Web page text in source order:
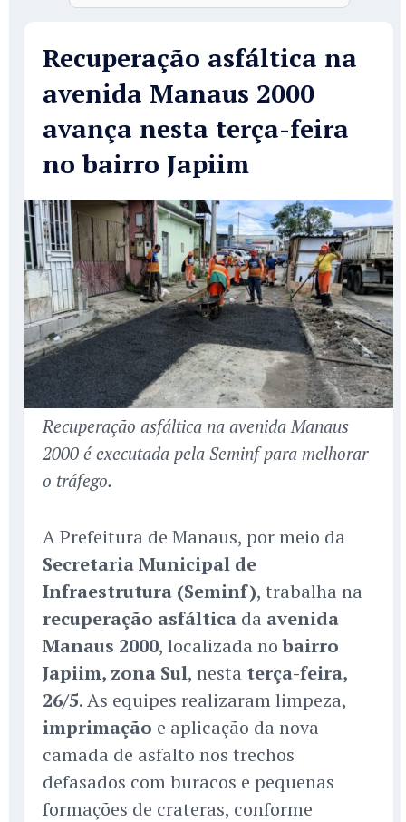
Recuperação asfáltica na
avenida Manaus 2000
avança nesta terça-feira
no bairro Japiim
Recuperação asfáltica na avenida Manaus
2000 é executada pela Seminf para melhorar
o tráfego.
A Prefeitura de Manaus, por meio da
Secretaria Municipal de
Infraestrutura (Seminf), trabalha na
recuperação asfáltica da avenida
Manaus 2000, localizada nobairro
Japiim, zona Sul, nesta terça-feira,
26/5. As equipes realizaram limpeza,
imprimação e aplicação da nova
camada de asfalto nos trechos
defasados com buracos e pequenas
formações de crateras, conforme